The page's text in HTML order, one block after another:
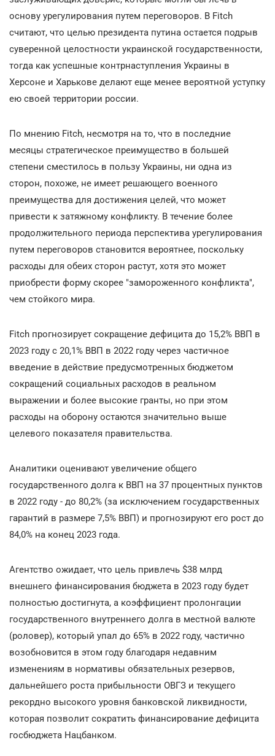
основу урегулирования путем переговоров. В Fitch
считают, что целью президента путина остается подрыв
суверенной целостности украинской государственности,
тогда как успешные контрнаступления Украины в
Херсоне и Харькове делают еще менее вероятной уступку
ею своей территории россии.
По мнению Fitch, несмотря на то, что в последние
месяцы стратегическое преимущество в большей
степени сместилось в пользу Украины, ни одна из
сторон, похоже, не имеет решающего военного
преимущества для достижения целей, что может
привести к затяжному конфликту. В течение более
продолжительного периода перспектива урегулирования
путем переговоров становится вероятнее, поскольку
расходы для обеих сторон растут, хотя это может
приобрести форму скорее "замороженного конфликта",
чем стойкого мира.
Fitch прогнозирует сокращение дефицита до 15,2% ВВП в
2023 году с 20,1% ВВП в 2022 году через частичное
введение в действие предусмотренных бюджетом
сокращений социальных расходов в реальном
выражении и более высокие гранты, но при этом
расходы на оборону остаются значительно выше
целевого показателя правительства.
Аналитики оценивают увеличение общего
государственного долга к ВВП на 37 процентных пунктов
в 2022 году - до 80,2% (за исключением государственных
гарантий в размере 7,5% ВВП) и прогнозируют его рост до
84,0% на конец 2023 года.
Агентство ожидает, что цель привлечь $38 млрд
внешнего финансирования бюджета в 2023 году будет
полностью достигнута, а коэффициент пролонгации
государственного внутреннего долга в местной валюте
(роловер), который упал до 65% в 2022 году, частично
возобновится в этом году благодаря недавним
изменениям в нормативы обязательных резервов,
дальнейшего роста прибыльности ОВГЗ и текущего
рекордно высокого уровня банковской ликвидности,
которая позволит сократить финансирование дефицита
госбюджета Нацбанком.